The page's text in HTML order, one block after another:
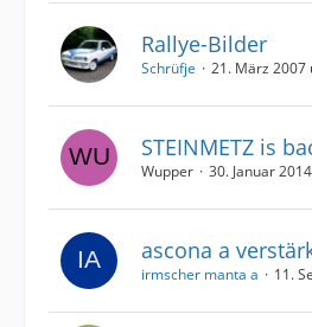
Rallye-Bilder
Schrüfje 21. März 2007
STEINMETZ is
Wupper 30. Januar
ascona a
irmscher manta a 11.